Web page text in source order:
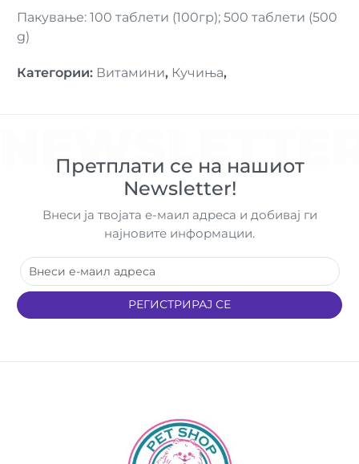
Пакување: 100 таблети (100гр); 500 таблети (500
g)
Категории: Витамини, Кучиња,
Претплати се на нашиот
Newsletter!
Внеси ја твојата е-маил адреса и добивај ги
најновите информации.
РЕГИСТРИРАЈ СЕ